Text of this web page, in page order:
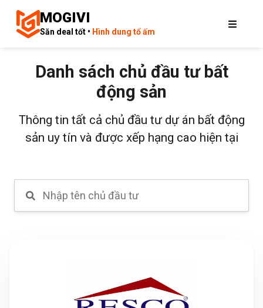
MOGIVI
Săn deal tốt • Hình dung tổ ấm
Danh sách chủ đầu tư bất
động sản
Thông tin tất cả chủ đầu tư dự án bất động
sản uy tín và được xếp hạng cao hiện tại